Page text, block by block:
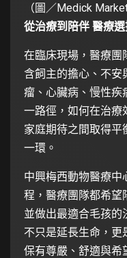
（圖／Medick
從治療到陪伴 醫療
在臨床現場，醫療團
含飼主的擔心、不安
瘤、心臟病、慢性疾
一路徑，如何在治療
家庭期待之間取得平
一環。
中興梅西動物醫療中
程，醫療團隊都希望
並做出最適合毛孩的
不只是延長生命，更
保有尊嚴、舒適與希